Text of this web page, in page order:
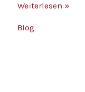
Weiterlesen »
Blog